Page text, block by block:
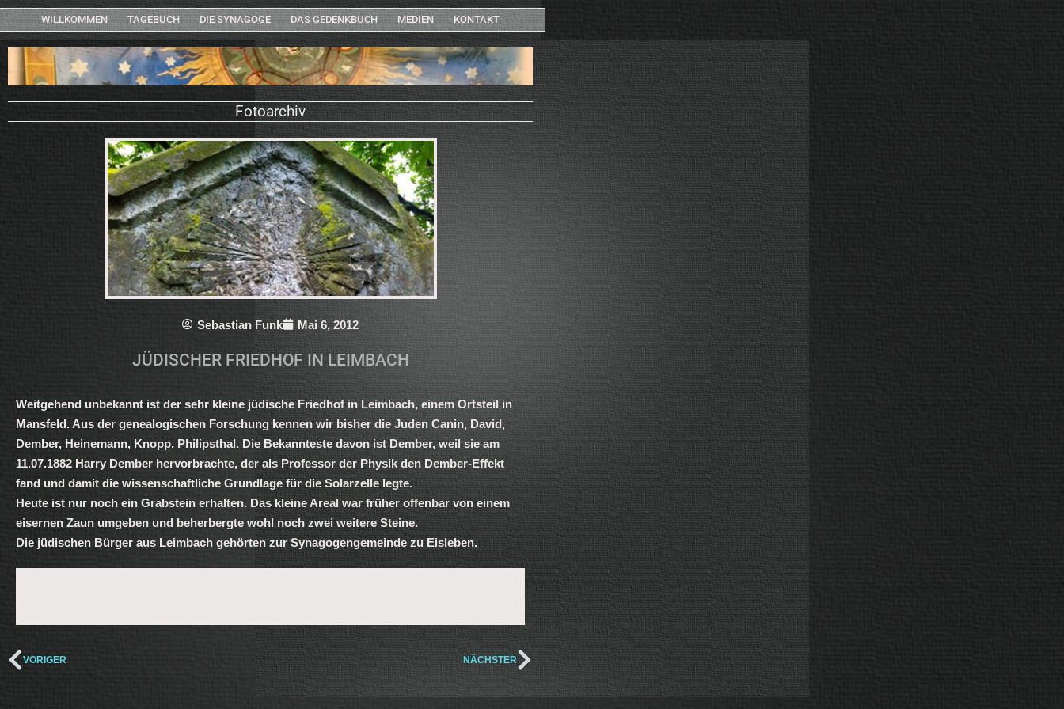
WILLKOMMEN TAGEBUCH DIE SYNAGOGE DAS GEDENKBUCH MEDIEN KONTAKT
Fotoarchiv
Sebastian Funk Mai 6, 2012
JÜDISCHER FRIEDHOF IN LEIMBACH
Weitgehend unbekannt ist der sehr kleine jüdische Friedhof in Leimbach, einem Ortsteil in
Mansfeld. Aus der genealogischen Forschung kennen wir bisher die Juden Canin, David,
Dember, Heinemann, Knopp, Philipsthal. Die Bekannteste davon ist Dember, weil sie am
11.07.1882 Harry Dember hervorbrachte, der als Professor der Physik den Dember-Effekt
fand und damit die wissenschaftliche Grundlage für die Solarzelle legte.
Heute ist nur noch ein Grabstein erhalten. Das kleine Areal war früher offenbar von einem
eisernen Zaun umgeben und beherbergte wohl noch zwei weitere Steine.
Die jüdischen Bürger aus Leimbach gehörten zur Synagogengemeinde zu Eisleben.
VORIGER NÄCHSTER